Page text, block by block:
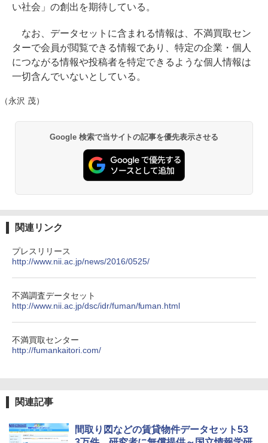
い社会」の創出を期待している。
なお、データセットに含まれる情報は、不満買取セン
ターで会員が閲覧できる情報であり、特定の企業・個人
につながる情報や投稿者を特定できるような個人情報は
一切含んでいないとしている。
（永沢 茂）
Google 検索で当サイトの記事を優先表示させる
関連リンク
プレスリリース
http://www.nii.ac.jp/news/2016/0525/
不満調査データセット
http://www.nii.ac.jp/dsc/idr/fuman/fuman.html
不満買取センター
http://fumankaitori.com/
関連記事
間取り図などの賃貸物件データセット53